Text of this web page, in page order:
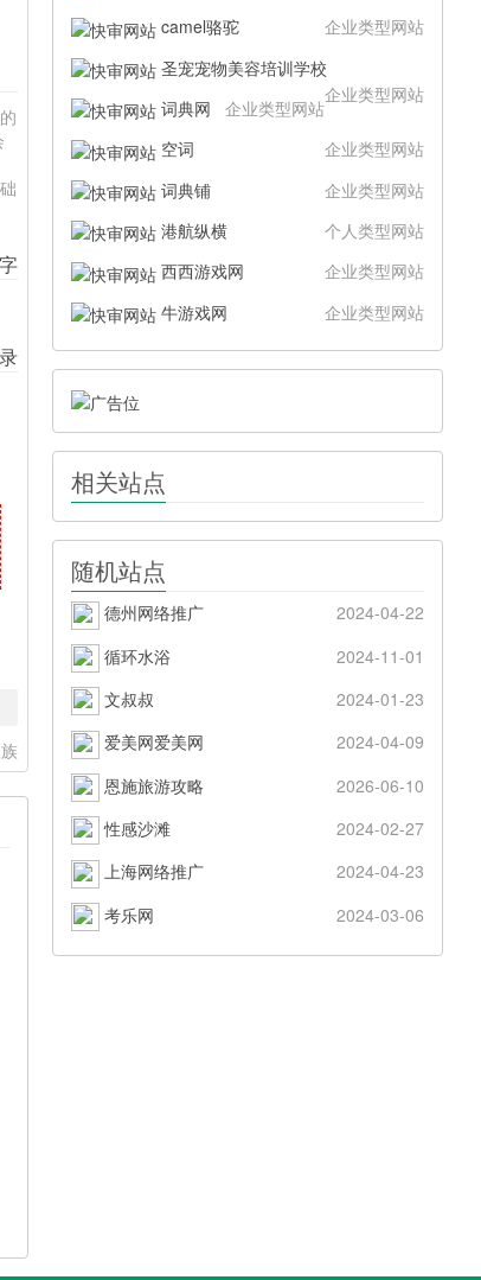
camel骆驼
企业类型网站
圣宠宠物美容培训学校
企业类型网站
词典网
企业类型网站
空词
企业类型网站
词典铺
企业类型网站
港航纵横
个人类型网站
西西游戏网
企业类型网站
牛游戏网
企业类型网站
相关站点
随机站点
德州网络推广
2024-04-22
循环水浴
2024-11-01
文叔叔
2024-01-23
爱美网爱美网
2024-04-09
恩施旅游攻略
2026-06-10
性感沙滩
2024-02-27
上海网络推广
2024-04-23
考乐网
2024-03-06